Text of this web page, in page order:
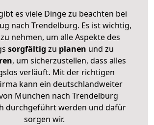
es viele Dinge zu beachten bei
nach Trendelburg. Es ist wichtig,
nehmen, um alle Aspekte des
sorgfältig zu planen und zu
, um sicherzustellen, dass alles
verläuft. Mit der richtigen
kann ein deutschlandweiter
München nach Trendelburg
durchgeführt werden und dafür
sorgen wir.